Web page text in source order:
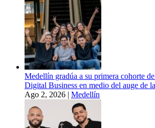
Medellín gradúa a su primera cohorte
Digital Business en medio del auge de
Ago 2, 2026 | Medellín